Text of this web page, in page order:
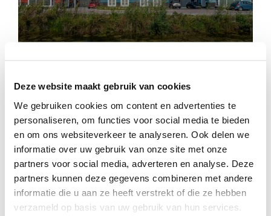
Deze website maakt gebruik van cookies
We gebruiken cookies om content en advertenties te
personaliseren, om functies voor social media te bieden
en om ons websiteverkeer te analyseren. Ook delen we
informatie over uw gebruik van onze site met onze
partners voor social media, adverteren en analyse. Deze
partners kunnen deze gegevens combineren met andere
informatie die u aan ze heeft verstrekt of die ze hebben
verzameld op basis van uw gebruik van hun services.